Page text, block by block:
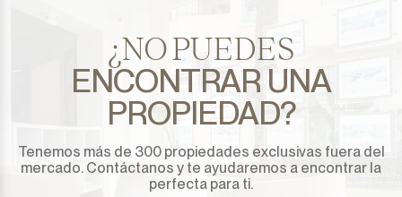
¿NO PUEDES
ENCONTRAR UNA
PROPIEDAD?
Tenemos más de 300 propiedades exclusivas fuera del
mercado. Contáctanos y te ayudaremos a encontrar la
perfecta para ti.